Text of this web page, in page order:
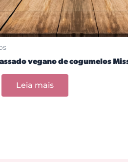
assado vegano de cogumelos
Leia mais